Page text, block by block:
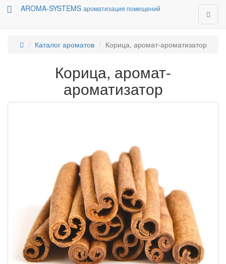
AROMA-SYSTEMS ароматизация помещений
Каталог ароматов Корица, аромат-ароматизатор
Корица, аромат-
ароматизатор